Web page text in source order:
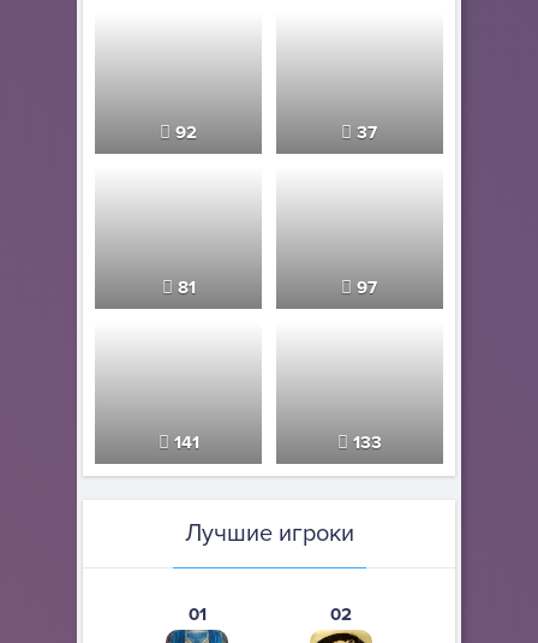
92 37
81 97
141 133
Лучшие игроки
01 02